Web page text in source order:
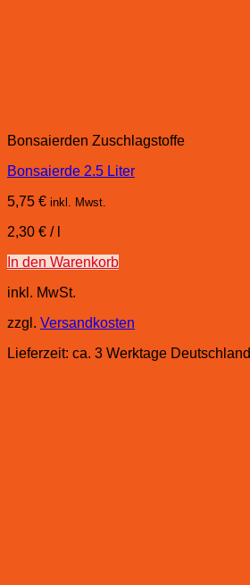
Bonsaierden Zuschlagstoffe
Bonsaierde 2.5 Liter
5,75 € inkl. Mwst.
2,30 € /
In den Warenkorb
inkl. MwSt.
zzgl. Versandkosten
Lieferzeit: ca. 3 Werktage Deutschland